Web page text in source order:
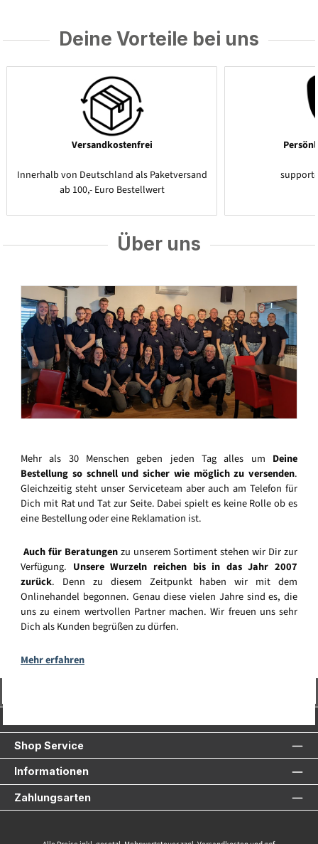
Deine Vorteile bei uns
Versandkostenfrei
Innerhalb von Deutschland als Paketversand
ab 100,- Euro Bestellwert
Über uns
Mehr als 30 Menschen geben jeden Tag alles um Deine
Bestellung so schnell und sicher wie möglich zu versenden.
Gleichzeitig steht unser Serviceteam aber auch am Telefon für
Dich mit Rat und Tat zur Seite. Dabei spielt es keine Rolle ob es
eine Bestellung oder eine Reklamation ist.
Auch für Beratungenzu unserem Sortiment stehen wir Dir zur
Verfügung. Unsere Wurzeln reichen bis in das Jahr 2007
zurück. Denn zu diesem Zeitpunkt haben wir mit dem
Onlinehandel begonnen. Genau diese vielen Jahre sind es, die
uns zu einem wertvollen Partner machen. Wir freuen uns sehr
Dich als Kunden begrüßen zu dürfen.
Mehr erfahren
Shop Service
Informationen
Zahlungsarten